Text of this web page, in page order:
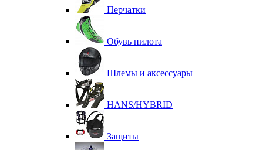
Перчатки
Обувь пилота
Шлемы и аксессуары
HANS/HYBRID
Защиты